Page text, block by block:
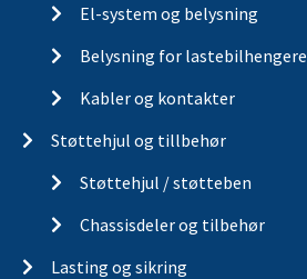
El-system og belysning
Belysning for lastebilhengere
Kabler og kontakter
Støttehjul og tillbehør
Støttehjul / støtteben
Chassisdeler og tilbehør
Lasting og sikring